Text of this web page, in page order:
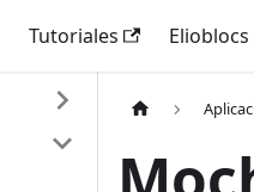
Tutoriales Elioblocs